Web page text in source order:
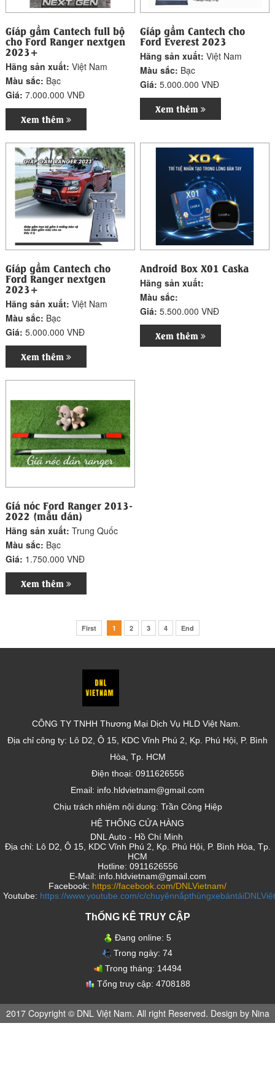
Giáp gầm Cantech full bộ
cho Ford Ranger nextgen
2023+
Hãng sản xuất:Việt Nam
Màu sắc: Bạc
Giá:7.000.000 VNĐ
Xem thêm
Giáp gầm Cantech cho
Ford Everest 2023
Hãng sản xuất:Việt Nam
Màu sắc: Bạc
Giá:5.000.000 VNĐ
Xem thêm
Giáp gầm Cantech cho
Ford Ranger nextgen
2023+
Hãng sản xuất:Việt Nam
Màu sắc: Bạc
Giá:5.000.000 VNĐ
Xem thêm
Android Box X01 Caska
Hãng sản xuất:
Màu sắc:
Giá:5.500.000 VNĐ
Xem thêm
Giá nóc Ford Ranger 2013-
2022 (mẫu dán)
Hãng sản xuất:Trung Quốc
Màu sắc: Bạc
Giá: 1.750.000 VNĐ
Xem thêm
First 1 2 3 4 End
CÔNG TY TNHH Thương Mại Dịch Vụ HLD Việt Nam.
Địa chỉ công ty: Lô D2, Ô 15, KDC Vĩnh Phú 2, Kp. Phú Hội, P. Bình
Hòa, Tp. HCM
Điện thoại: 0911626556
Email: info.hldvietnam@gmail.com
Chịu trách nhiệm nội dung: Trần Công Hiệp
HỆ THỐNG CỬA HÀNG
DNL Auto - Hồ Chí Minh
Địa chỉ: Lô D2, Ô 15, KDC Vĩnh Phú 2, Kp. Phú Hội, P. Bình Hòa, Tp.
HCM
Hotline: 0911626556
E-Mail: info.hldvietnam@gmail.com
Facebook: https://facebook.com/DNLVietnam/
Youtube: https://www.youtube.com/c/
ThỐNG KÊ TRUY CẬP
Đang online: 5
Trong ngày: 74
Trong tháng: 14494
Tổng truy cập: 4708188
2017 Copyright © DNL Việt Nam. All right Reserved. Design by Nina